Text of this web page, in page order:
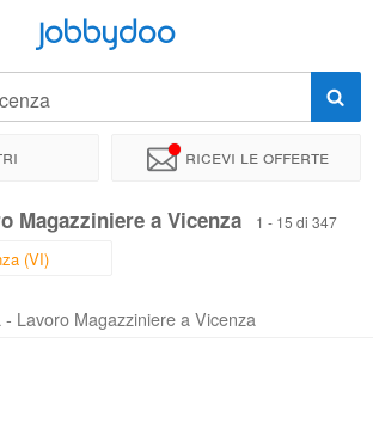
Jobbydoo
Ricevi le offerte
Magazziniere a Vicenza
1 - 15 di 347
- Lavoro Magazziniere a Vicenza